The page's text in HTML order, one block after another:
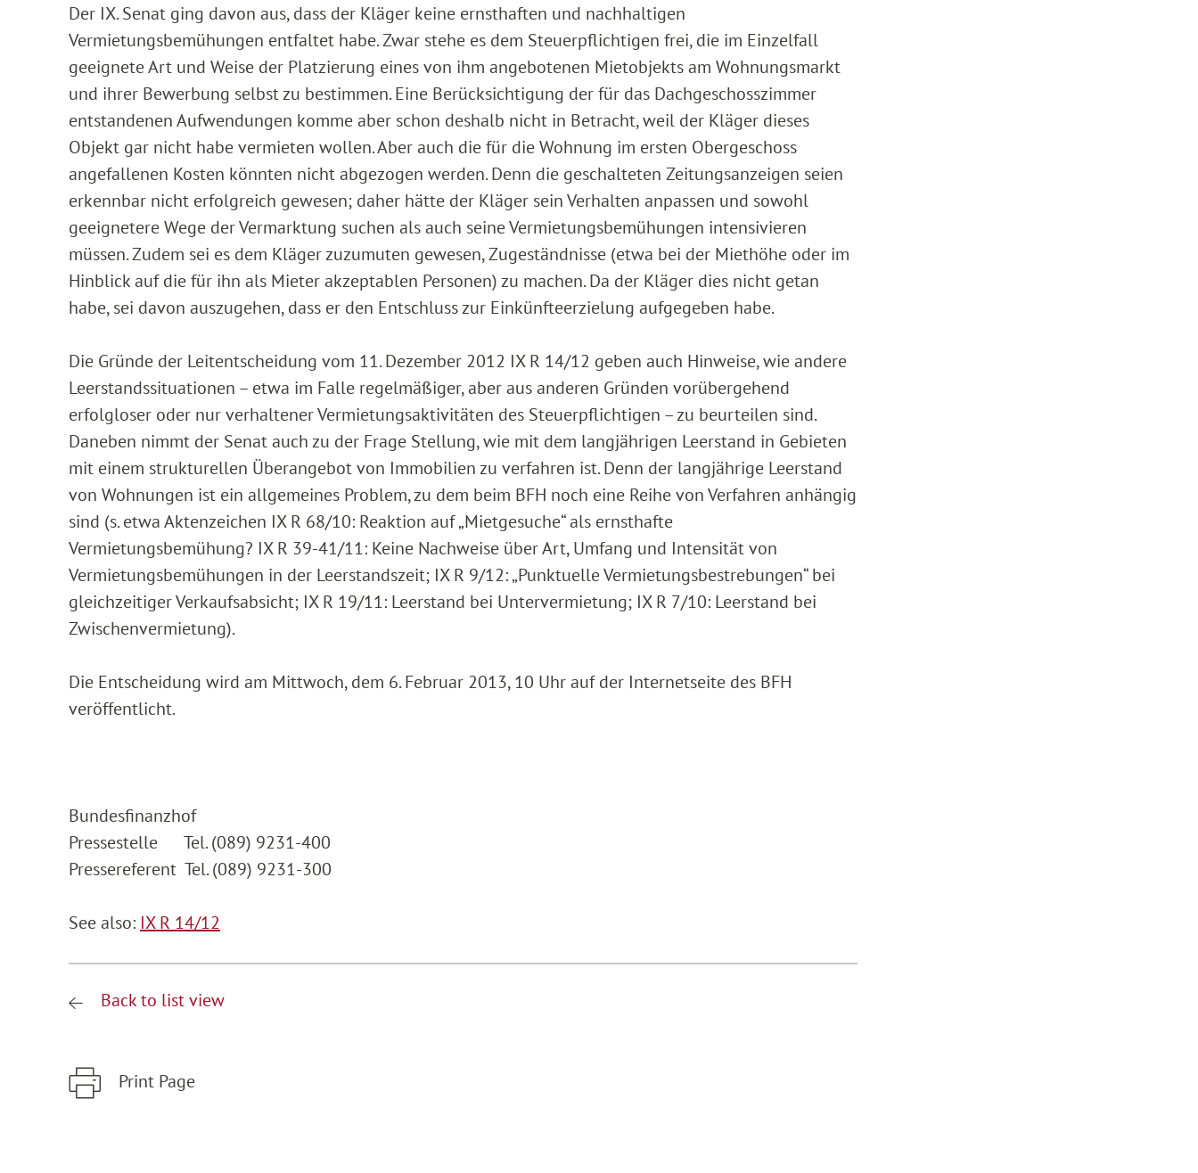
Der IX. Senat ging davon aus, dass der Kläger keine ernsthaften und nachhaltigen
Vermietungsbemühungen entfaltet habe. Zwar stehe es dem Steuerpflichtigen frei, die im Einzelfall
geeignete Art und Weise der Platzierung eines von ihm angebotenen Mietobjekts am Wohnungsmarkt
und ihrer Bewerbung selbst zu bestimmen. Eine Berücksichtigung der für das Dachgeschosszimmer
entstandenen Aufwendungen komme aber schon deshalb nicht in Betracht, weil der Kläger dieses
Objekt gar nicht habe vermieten wollen. Aber auch die für die Wohnung im ersten Obergeschoss
angefallenen Kosten könnten nicht abgezogen werden. Denn die geschalteten Zeitungsanzeigen seien
erkennbar nicht erfolgreich gewesen; daher hätte der Kläger sein Verhalten anpassen und sowohl
geeignetere Wege der Vermarktung suchen als auch seine Vermietungsbemühungen intensivieren
müssen. Zudem sei es dem Kläger zuzumuten gewesen, Zugeständnisse (etwa bei der Miethöhe oder im
Hinblick auf die für ihn als Mieter akzeptablen Personen) zu machen. Da der Kläger dies nicht getan
habe, sei davon auszugehen, dass er den Entschluss zur Einkünfteerzielung aufgegeben habe.
Die Gründe der Leitentscheidung vom 11. Dezember 2012 IX R 14/12 geben auch Hinweise, wie andere
Leerstandssituationen – etwa im Falle regelmäßiger, aber aus anderen Gründen vorübergehend
erfolgloser oder nur verhaltener Vermietungsaktivitäten des Steuerpflichtigen – zu beurteilen sind.
Daneben nimmt der Senat auch zu der Frage Stellung, wie mit dem langjährigen Leerstand in Gebieten
mit einem strukturellen Überangebot von Immobilien zu verfahren ist. Denn der langjährige Leerstand
von Wohnungen ist ein allgemeines Problem, zu dem beim BFH noch eine Reihe von Verfahren anhängig
sind (s. etwa Aktenzeichen IX R 68/10: Reaktion auf „Mietgesuche“ als ernsthafte
Vermietungsbemühung? IX R 39-41/11: Keine Nachweise über Art, Umfang und Intensität von
Vermietungsbemühungen in der Leerstandszeit; IX R 9/12: „Punktuelle Vermietungsbestrebungen“ bei
gleichzeitiger Verkaufsabsicht; IX R 19/11: Leerstand bei Untervermietung; IX R 7/10: Leerstand bei
Zwischenvermietung).
Die Entscheidung wird am Mittwoch, dem 6. Februar 2013, 10 Uhr auf der Internetseite des BFH
veröffentlicht.
Bundesfinanzhof
Pressestelle Tel. (089) 9231-400
Pressereferent Tel. (089) 9231-300
See also: IX R 14/12
Back to list view
Print Page